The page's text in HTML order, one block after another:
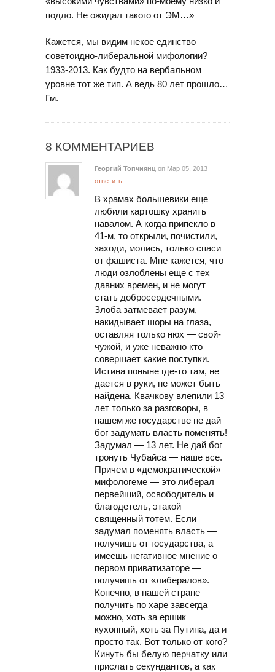
подло. Не ожидал такого от ЭМ…»
Кажется, мы видим некое единство
советоидно-либеральной мифологии?
1933-2013. Как будто на вербальном
уровне тот же тип. А ведь 80 лет прошло…
Гм.
8 КОММЕНТАРИЕВ
Георгий Топчиянц on Мар 05, 2013
ответить
В храмах большевики еще
любили картошку хранить
навалом. А когда припекло в
41-м, то открыли, почистили,
заходи, молись, только спаси
от фашиста. Мне кажется, что
люди озлоблены еще с тех
давних времен, и не могут
стать добросердечными.
Злоба затмевает разум,
накидывает шоры на глаза,
оставляя только нюх — свой-
чужой, и уже неважно кто
совершает какие поступки.
Истина поныне где-то там, не
дается в руки, не может быть
найдена. Квачкову влепили 13
лет только за разговоры, в
нашем же государстве не дай
бог задумать власть поменять!
Задумал — 13 лет. Не дай бог
тронуть Чубайса — наше все.
Причем в «демократической»
мифологеме — это либерал
первейший, освободитель и
благодетель, этакой
священный тотем. Если
задумал поменять власть —
получишь от государства, а
имеешь негативное мнение о
первом приватизаторе —
получишь от «либералов».
Конечно, в нашей стране
получить по харе завсегда
можно, хоть за ершик
кухонный, хоть за Путина, да и
просто так. Вот только от кого?
Кинуть бы белую перчатку или
прислать секундантов, а как